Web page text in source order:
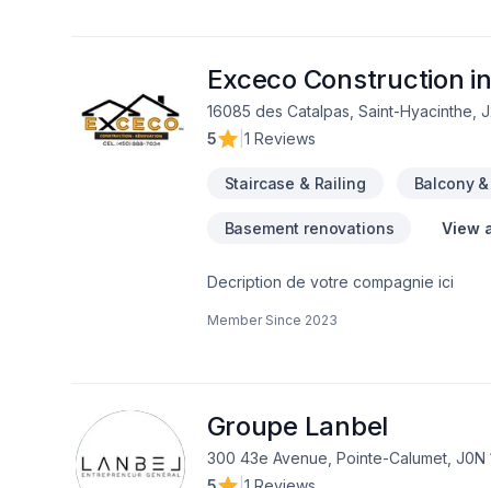
Exceco Construction
16085 des Catalpas, Saint-Hyacinthe,
5
1 Reviews
Staircase & Railing Balcony
Basement renovations View
Decription de votre compagnie ici
Member Since 2023
Groupe Lanbel
300 43e Avenue, Pointe-Calumet, J0N